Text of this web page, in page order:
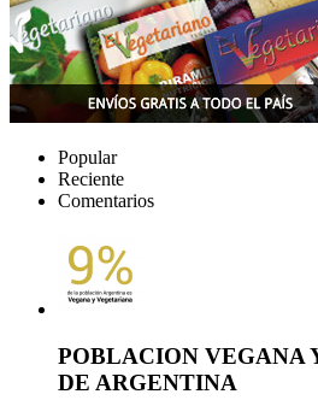
Popular
Reciente
Comentarios
POBLACION VEGANA
DE ARGENTINA